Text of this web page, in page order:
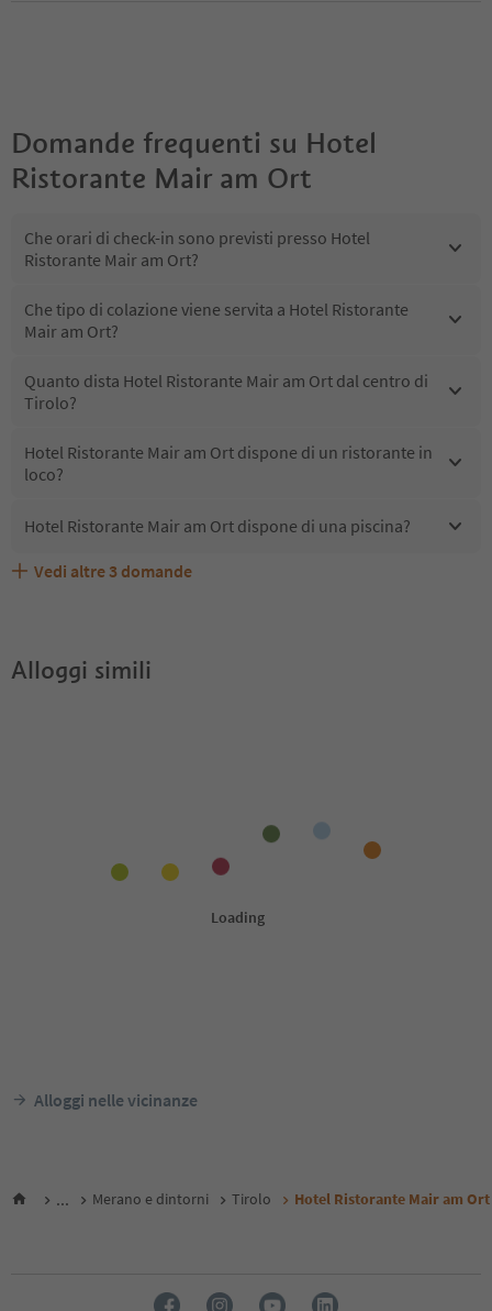
Domande frequenti su Hotel
Ristorante Mair am Ort
Che orari di check-in sono previsti presso Hotel
Ristorante Mair am Ort?
Che tipo di colazione viene servita a Hotel Ristorante
Mair am Ort?
Quanto dista Hotel Ristorante Mair am Ort dal centro di
Tirolo?
Hotel Ristorante Mair am Ort dispone di un ristorante in
loco?
Hotel Ristorante Mair am Ort dispone di una piscina?
Hotel Ristorante Mair am Ort accetta animali domestici?
Quali servizi/attività sono disponibili presso Hotel
Gli ospiti di Hotel Ristorante Mair am Ort ricevono l'Alto
Vedi altre 3 domande
Alloggi simili
Alloggi nelle vicinanze
... Merano e dintorni Tirolo Hotel Ristorante Mair am Ort